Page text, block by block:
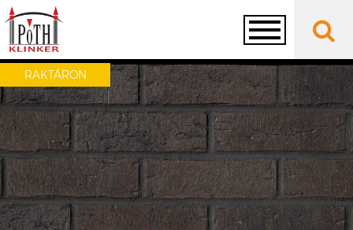
Toggle
navigation
RAKTÁRON